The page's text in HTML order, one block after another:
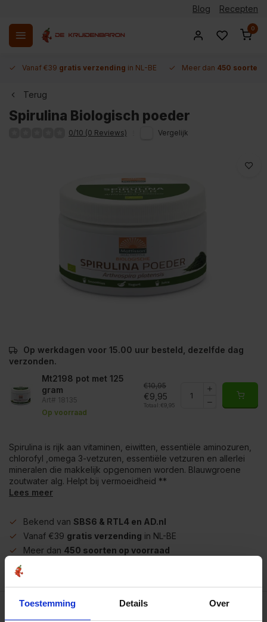
Toestemming Details Over
Blog Recepten
0
Vanaf €39 gratis verzending in NL-BE Meer dan 450 soorten
Terug
Spirulina Biologisch poeder
0/10 (0 Reviews) Vergelijk
Op werkdagen voor 15.00 uur besteld, dezelfde dag
verzonden.
Mt2198 pot met 125
gram
Art# 18135
Op voorraad
€10,95
€9,95
Totaal: €9,95
Spirulina is rijk aan vitaminen, eiwitten, essentiële aminozuren,
chlorofyl ,omega 3-vetzuren, essentiële vetzuren en allerlei
mineralen die makkelijk opgenomen worden. Blauwgroene
zoutwater alg. Helpt bij vermoeidheid **
Lees meer
Bekend van SBS6 & RTL4 en AD.nl
Vanaf €39 gratis verzending in NL-BE
Meer dan 450 soorten op voorraad
Beschrijving